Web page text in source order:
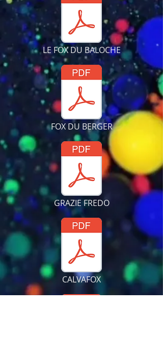
LE FOX DU BALOCHE
FOX DU BERGER
GRAZIE FREDO
CALVAFOX